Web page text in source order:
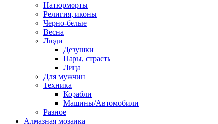
Натюрморты
Религия, иконы
Черно-белые
Весна
Люди
Девушки
Пары, страсть
Лица
Для мужчин
Техника
Корабли
Машины/Автомобили
Разное
Алмазная мозаика